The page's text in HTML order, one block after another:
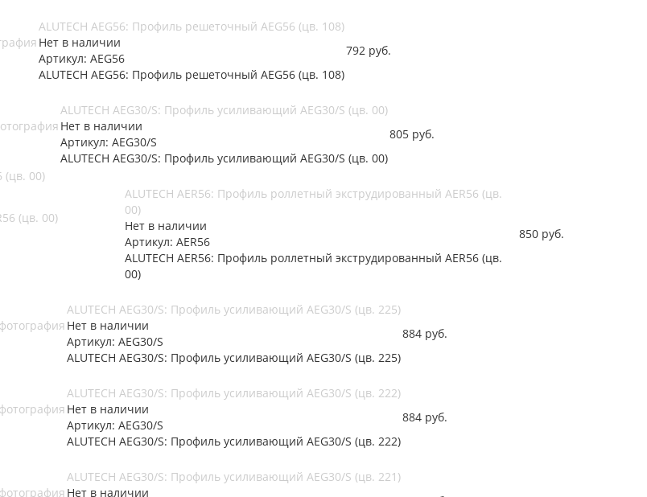
ALUTECH AEG56: Профиль решеточный AEG56 (цв. 108)
Нет в наличии
Артикул: AEG56
ALUTECH AEG56: Профиль решеточный AEG56 (цв. 108)
792 руб.
ALUTECH AEG30/S: Профиль усиливающий AEG30/S (цв. 00)
Нет в наличии
Артикул: AEG30/S
ALUTECH AEG30/S: Профиль усиливающий AEG30/S (цв. 00)
805 руб.
(цв. 00)
ALUTECH AER56: Профиль роллетный экструдированный AER56 (цв.
00)
Нет в наличии
Артикул: AER56
ALUTECH AER56: Профиль роллетный экструдированный AER56 (цв.
00)
850 руб.
ALUTECH AEG30/S: Профиль усиливающий AEG30/S (цв. 225)
Нет в наличии
Артикул: AEG30/S
ALUTECH AEG30/S: Профиль усиливающий AEG30/S (цв. 225)
884 руб.
ALUTECH AEG30/S: Профиль усиливающий AEG30/S (цв. 222)
Нет в наличии
Артикул: AEG30/S
ALUTECH AEG30/S: Профиль усиливающий AEG30/S (цв. 222)
884 руб.
ALUTECH AEG30/S: Профиль усиливающий AEG30/S (цв. 221)
Нет в наличии